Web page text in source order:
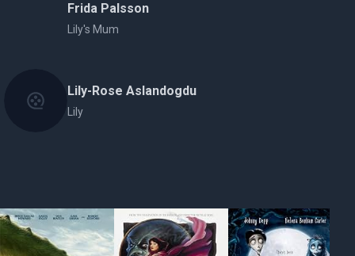
Frida Palsson
Lily's Mum
Lily-Rose Aslandogdu
Lily